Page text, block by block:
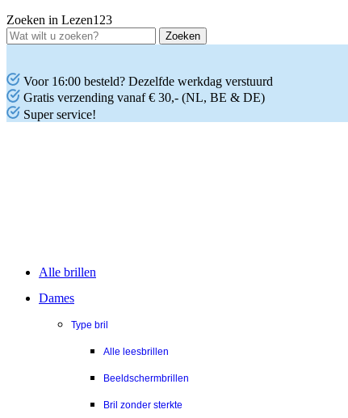
Zoeken in Lezen123
Voor 16:00 besteld? Dezelfde werkdag verstuurd
Gratis verzending vanaf € 30,- (NL, BE & DE)
Super service!
Alle brillen
Dames
Type bril
Alle leesbrillen
Beeldschermbrillen
Bril zonder sterkte